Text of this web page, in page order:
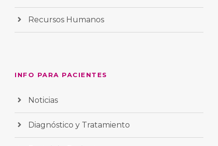
Recursos Humanos
INFO PARA PACIENTES
Noticias
Diagnóstico y Tratamiento